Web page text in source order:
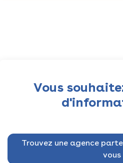
Vous
Trouvez une agence
vous